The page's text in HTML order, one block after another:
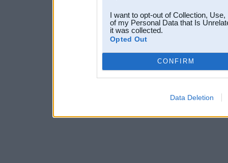
I want to opt-out of Collection,
of my Personal Data that Is
it was collected.
Opted Out
CONFIRM
Data Deletion